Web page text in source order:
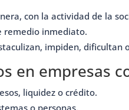
con la actividad de la
remedio inmediato.
impiden, dificultan
en empresas
liquidez o crédito.
o personas.